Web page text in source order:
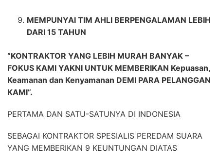
MEMPUNYAI TIM AHLI BERPENGALAMAN LEBIH
DARI 15 TAHUN
“KONTRAKTOR YANG LEBIH MURAH BANYAK –
FOKUS KAMI YAKNI UNTUK MEMBERIKAN Kepuasan,
Keamanan dan Kenyamanan DEMI PARA PELANGGAN
KAMI”.
PERTAMA DAN SATU-SATUNYA DI INDONESIA
SEBAGAI KONTRAKTOR SPESIALIS PEREDAM SUARA
YANG MEMBERIKAN 9 KEUNTUNGAN DIATAS